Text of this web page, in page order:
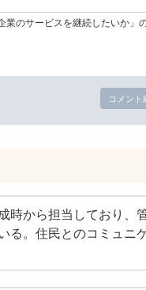
のサービスを継続したいか」
コメント
時から担当しており、
る。住民とのコミュニ